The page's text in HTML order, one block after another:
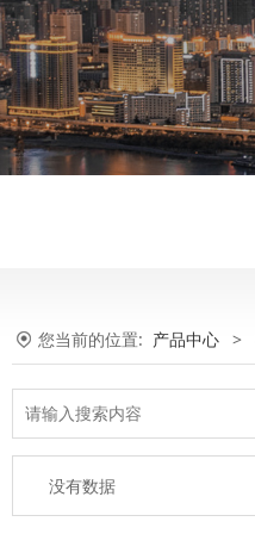
您当前的位置: 产品中心 >
没有数据